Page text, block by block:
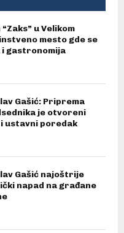
u Velikom
mesto gde se
gastronomija
Gašić: Priprema
je otvoreni
ustavni poredak
Gašić najoštrije
napad na građane